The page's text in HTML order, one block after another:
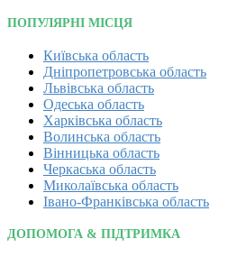
ПОПУЛЯРНІ МІСЦЯ
Київська область
Дніпропетровська область
Львівська область
Одеська область
Харківська область
Волинська область
Вінницька область
Черкаська область
Миколаївська область
Івано-Франківська область
ДОПОМОГА & ПІДТРИМКА